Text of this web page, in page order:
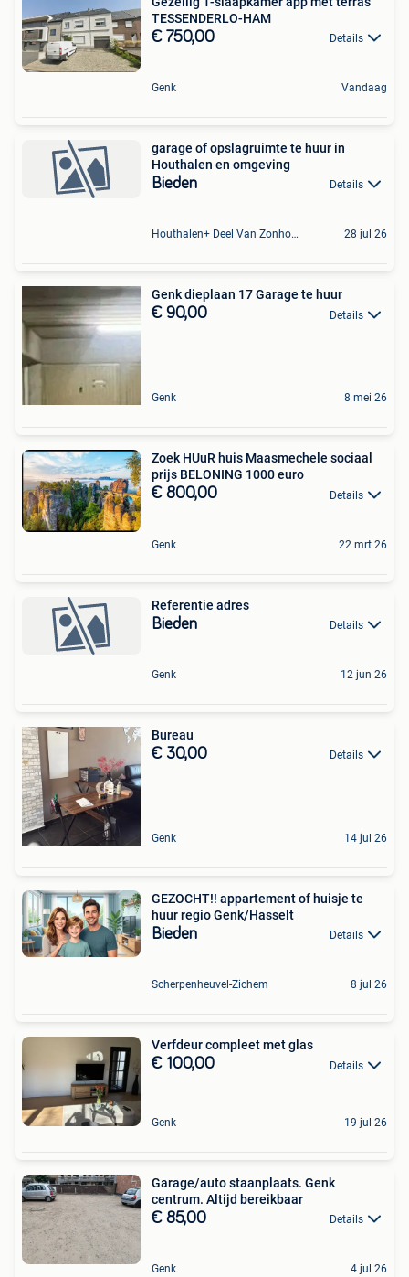
TESSENDERLO-HAM
€ 750,00 Details
Genk Vandaag
garage of opslagruimte te huur in
Houthalen en omgeving
Bieden Details
Houthalen+ Deel Van Zonhoven En Zolder 28 jul 26
Genk dieplaan 17 Garage te huur
€ 90,00 Details
Genk 8 mei 26
Zoek HUuR huis Maasmechele sociaal
prijs BELONING 1000 euro
€ 800,00 Details
Genk 22 mrt 26
Referentie adres
Bieden Details
Genk 12 jun 26
Bureau
€ 30,00 Details
Genk 14 jul 26
GEZOCHT!! appartement of huisje te
huur regio Genk/Hasselt
Bieden Details
Scherpenheuvel-Zichem 8 jul 26
Verfdeur compleet met glas
€ 100,00 Details
Genk 19 jul 26
Garage/auto staanplaats. Genk
centrum. Altijd bereikbaar
€ 85,00 Details
Genk 4 jul 26